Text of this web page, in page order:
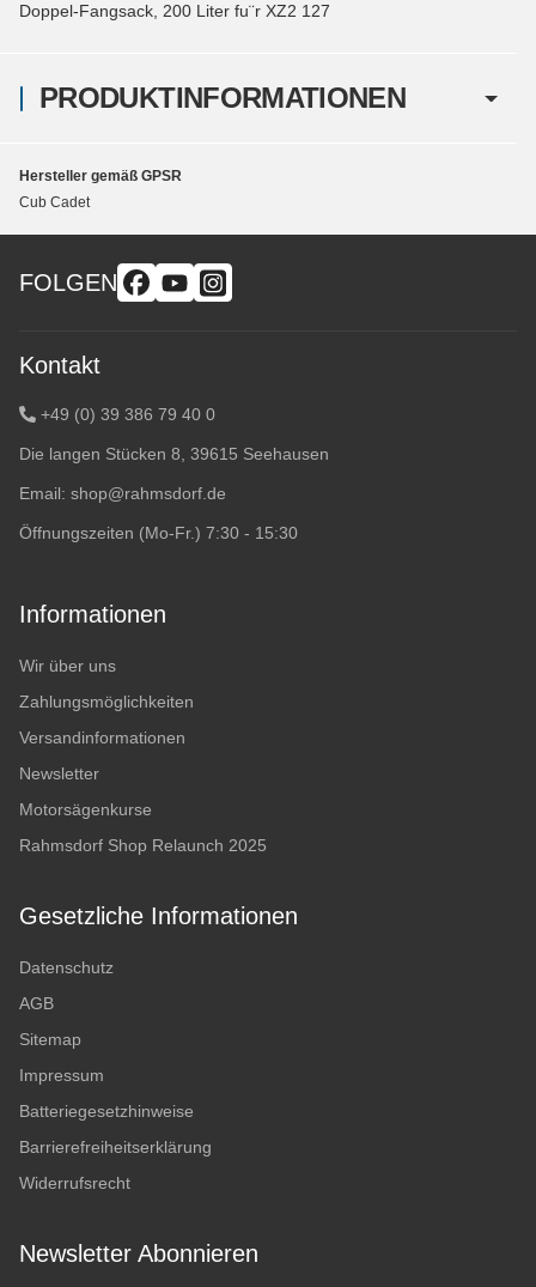
PRODUKTINFORMATIONEN
Doppel-Fangsack, 200 Liter fu¨r XZ2 127
Hersteller gemäß GPSR
Cub Cadet
FOLGEN
Kontakt
+49 (0) 39 386 79 40 0
Die langen Stücken 8, 39615 Seehausen
Email: shop@rahmsdorf.de
Öffnungszeiten (Mo-Fr.) 7:30 - 15:30
Informationen
Wir über uns
Zahlungsmöglichkeiten
Versandinformationen
Newsletter
Motorsägenkurse
Rahmsdorf Shop Relaunch 2025
Gesetzliche Informationen
Datenschutz
AGB
Sitemap
Impressum
Batteriegesetzhinweise
Barrierefreiheitserklärung
Widerrufsrecht
Newsletter Abonnieren